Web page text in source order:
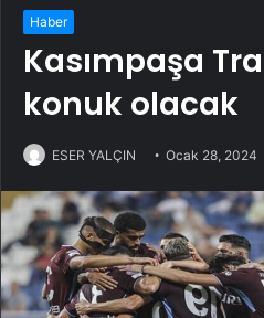
Haber
Kasımpaşa
konuk olacak
ESER YALÇIN Ocak 28, 2024